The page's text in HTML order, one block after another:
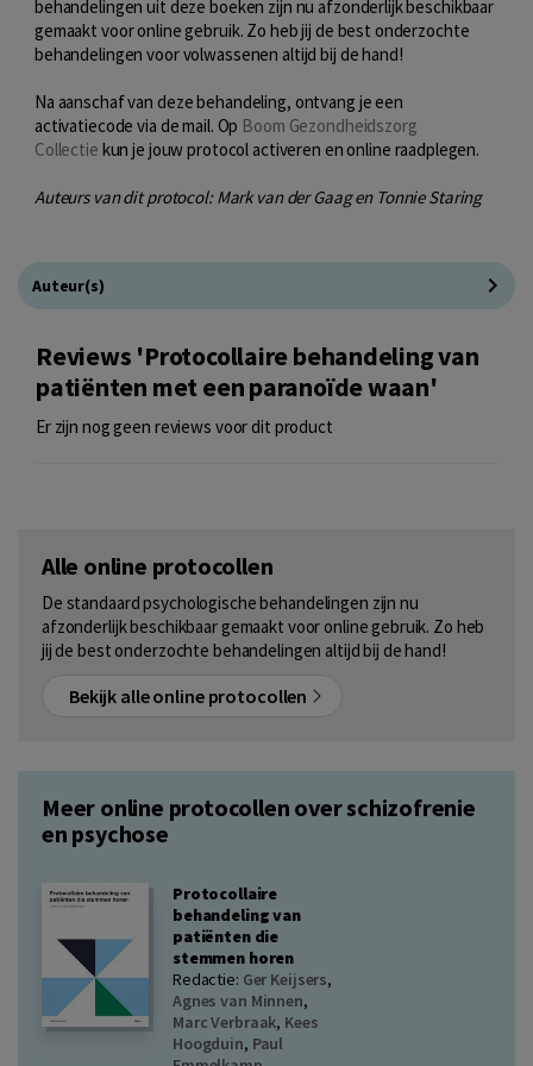
behandelingen uit deze boeken zijn nu afzonderlijk beschikbaar
gemaakt voor online gebruik. Zo heb jij de best onderzochte
behandelingen voor volwassenen altijd bij de hand!
Na aanschaf van deze behandeling, ontvang je een
activatiecode via de mail. Op Boom Gezondheidszorg
Collectie kun je jouw protocol activeren en online raadplegen.
Auteurs van dit protocol: Mark van der Gaag en Tonnie Staring
Auteur(s)
Reviews 'Protocollaire behandeling van
patiënten met een paranoïde waan'
Er zijn nog geen reviews voor dit product
Alle online protocollen
De standaard psychologische behandelingen zijn nu
afzonderlijk beschikbaar gemaakt voor online gebruik. Zo heb
jij de best onderzochte behandelingen altijd bij de hand!
Bekijk alle online protocollen
Meer online protocollen over schizofrenie
en psychose
Protocollaire
behandeling van
patiënten die
stemmen horen
Redactie: Ger Keijsers,
Agnes van Minnen,
Marc Verbraak, Kees
Hoogduin, Paul